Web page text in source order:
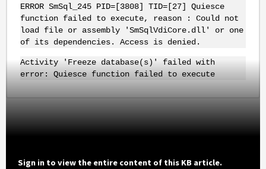
ERROR SmSql_245 PID=[3808] TID=[27] Quiesce
function failed to execute, reason : Could not
load file or assembly 'SmSqlVdiCore.dll' or one
of its dependencies. Access is denied.
Activity 'Freeze database(s)' failed with
error: Quiesce function failed to execute
Sign in to view the entire content of this KB article.